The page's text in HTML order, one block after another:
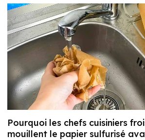
Pourquoi les chefs cuisiniers
mouillent le papier sulfurisé